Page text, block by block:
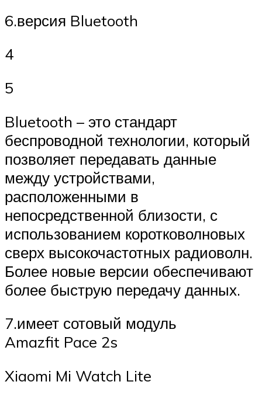
6.версия Bluetooth
4
5
Bluetooth – это стандарт
беспроводной технологии, который
позволяет передавать данные
между устройствами,
расположенными в
непосредственной близости, с
использованием коротковолновых
сверх высокочастотных радиоволн.
Более новые версии обеспечивают
более быструю передачу данных.
7.имеет сотовый модуль
Amazfit Pace 2s
Xiaomi Mi Watch Lite